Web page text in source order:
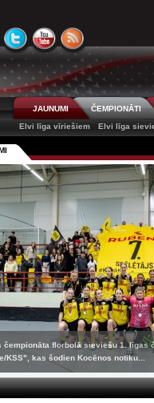
JAUNUMI
ČEMPIONĀTI
Elvi līga vīriešiem
Elvi līga
čempionāta florbolā sieviešu 1. līgas
KSS", kas šodien Kocēnos notiku...